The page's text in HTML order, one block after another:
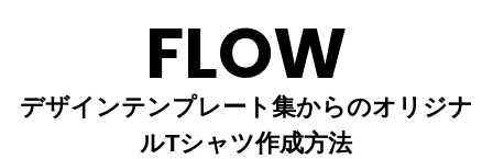
FLOW
デザインテンプレート集からのオリジナ
ルTシャツ作成方法